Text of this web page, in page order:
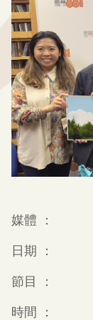
媒體 ：
日期 ：
節目 ：
時間 ：